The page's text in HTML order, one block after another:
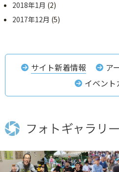
2018年1月 (2)
2017年12月 (5)
サイト新着情報
ア
イベント